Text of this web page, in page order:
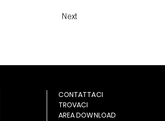
Next
CONTATTACI
TROVACI
AREA DOWNLOAD